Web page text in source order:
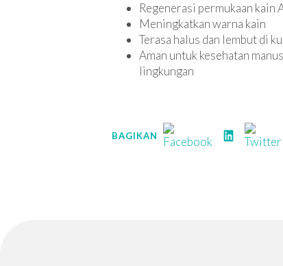
Regenerasi permukaan kain
Meningkatkan warna kain
Terasa halus dan lembut di
Aman untuk kesehatan
lingkungan
BAGIKAN